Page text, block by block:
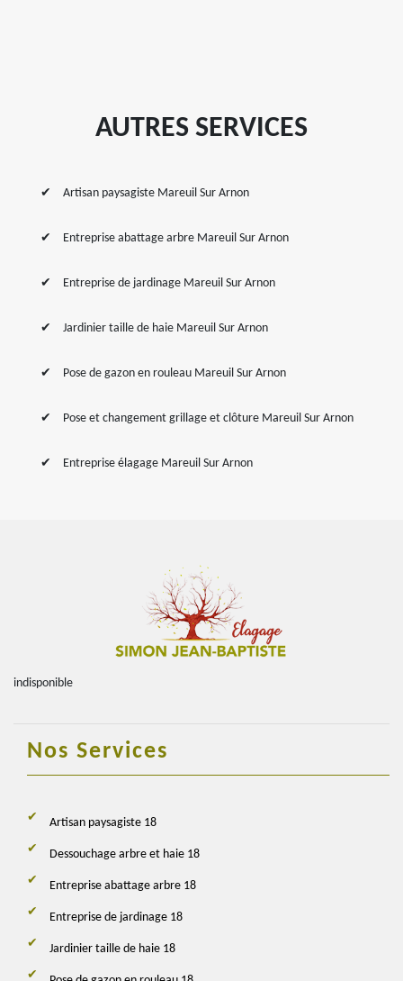
AUTRES SERVICES
Artisan paysagiste Mareuil Sur Arnon
Entreprise abattage arbre Mareuil Sur Arnon
Entreprise de jardinage Mareuil Sur Arnon
Jardinier taille de haie Mareuil Sur Arnon
Pose de gazon en rouleau Mareuil Sur Arnon
Pose et changement grillage et clôture Mareuil Sur Arnon
Entreprise élagage Mareuil Sur Arnon
indisponible
Nos Services
Artisan paysagiste 18
Dessouchage arbre et haie 18
Entreprise abattage arbre 18
Entreprise de jardinage 18
Jardinier taille de haie 18